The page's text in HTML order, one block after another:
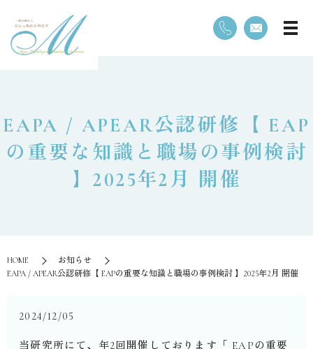
EAPA / APEAR公認研修【 EAP
の重要な知識と職場の事例検討
】2025年2月 開催
HOME
お知らせ
EAPA / APEAR公認研修【 EAPの重要な知識と職場の事例検討 】2025年2月 開催
2024/12/05
当研究所にて、年2回開催しております「 EAPの重要